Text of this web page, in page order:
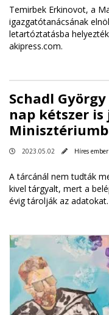
Temirbek Erkinovot, a
igazgatótanácsának
letartóztatásba
akipress.com.
Schadl
nap kétszer
2023.05.02 Híres ember
A tárcánál nem tudták
kivel tárgyalt, mert a
évig tárolják az adatokat.